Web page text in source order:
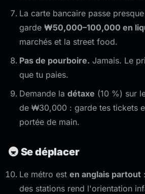
La carte bancaire passe
garde ₩50,000–100,000 en
marchés et la street food.
Pas de pourboire. Jamais. Le
que tu paies.
Demande la détaxe (10 %) sur
de ₩30,000 : garde tes tickets
portée de main.
🚇 Se déplacer
Le métro est en anglais partout
des stations rend l'orientation